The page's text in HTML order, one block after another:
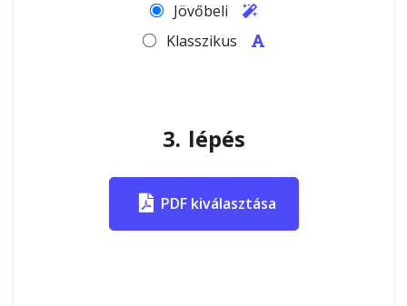
Jövőbeli
Klasszikus
3. lépés
PDF kiválasztása